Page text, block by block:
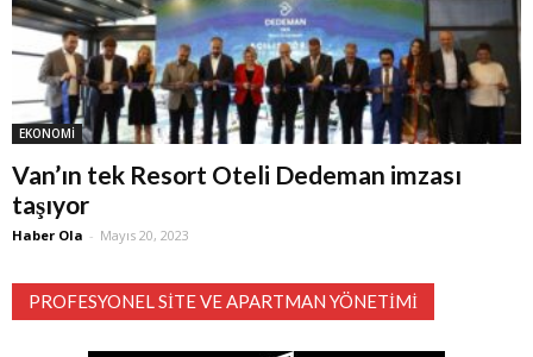
EKONOMİ
Van’ın tek Resort Oteli Dedeman imzası
taşıyor
Haber Ola - Mayıs 20, 2023
PROFESYONEL SITE VE APARTMAN YÖNETIMI